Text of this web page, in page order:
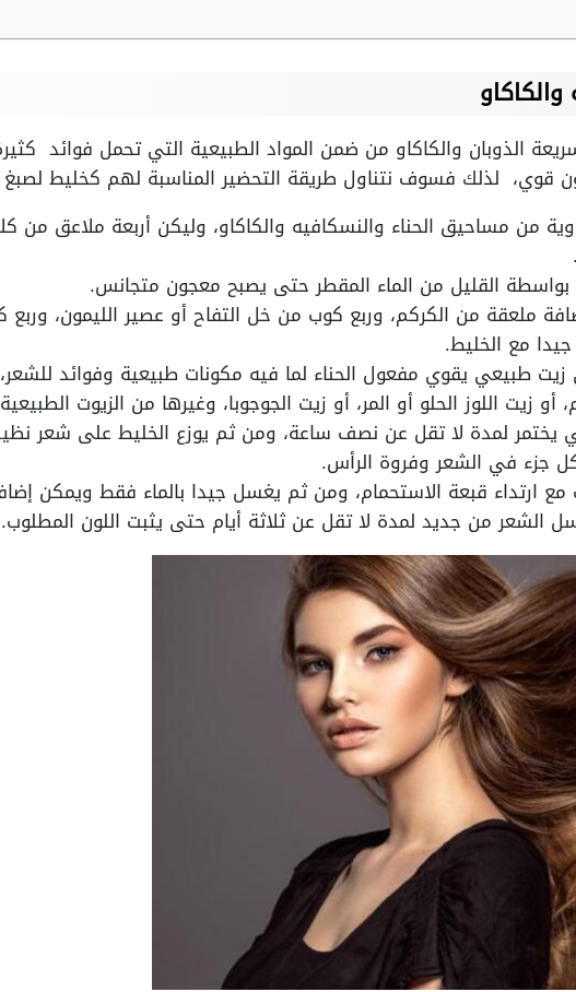
الذوبان والكاكاو من ضمن المواد الطبيعية التي تحمل فوائد
قوي، لذلك فسوف نتناول طريقة التحضير المناسبة لهم كخليط
من مساحيق الحناء والنسكافيه والكاكاو، وليكن أربعة ملاعق من
القليل من الماء المقطر حتى يصبح معجون متجانس.
ملعقة من الكركم، وربع كوب من خل التفاح أو عصير الليمون،
مع الخليط.
طبيعي يقوي مفعول الحناء لما فيه مكونات طبيعية وفوائد
زيت اللوز الحلو أو المر، أو زيت الجوجوبا، وغيرها من الزيوت
يختمر لمدة لا تقل عن نصف ساعة، ومن ثم يوزع الخليط على شعر
جزء في الشعر وفروة الرأس.
ارتداء قبعة الاستحمام، ومن ثم يغسل جيدا بالماء فقط ويمكن
الشعر من جديد لمدة لا تقل عن ثلاثة أيام حتى يثبت اللون المطلوب.